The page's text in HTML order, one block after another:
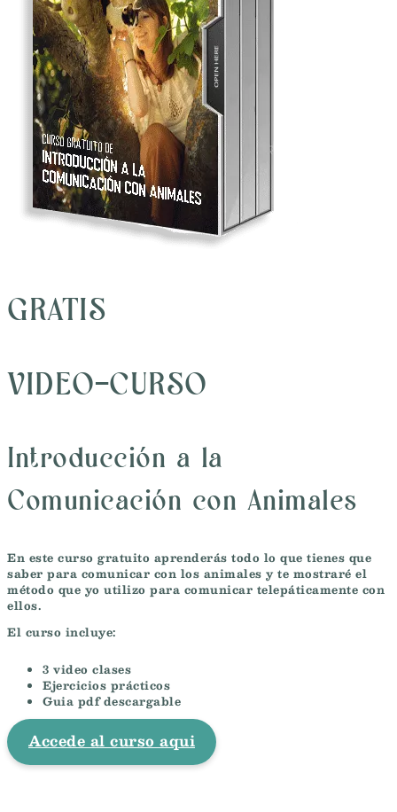
GRATIS
VIDEO-CURSO
Introducción a la
Comunicación con Animales
En este curso gratuito aprenderás todo lo que tienes que
saber para comunicar con los animales y te mostraré el
método que yo utilizo para comunicar telepáticamente con
ellos.
El curso incluye:
3 video clases
Ejercicios prácticos
Guia pdf descargable
Accede al curso aqui